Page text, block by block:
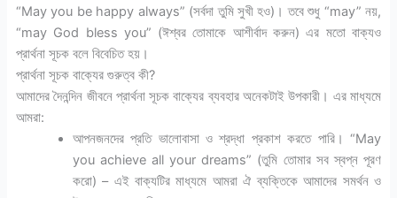
“May you be happy always” (সর্বদা তুমি সুখী হও)। তবে শুধু “may” নয়,
“may God bless you” (ঈশ্বর তোমাকে আশীর্বাদ করুন) এর মতো বাক্যও
প্রার্থনা সূচক বলে বিবেচিত হয়।
প্রার্থনা সূচক বাক্যের গুরুত্ব কী?
আমাদের দৈনন্দিন জীবনে প্রার্থনা সূচক বাক্যের ব্যবহার অনেকটাই উপকারী। এর মাধ্যমে
আমরা:
আপনজনদের প্রতি ভালোবাসা ও শ্রদ্ধা প্রকাশ করতে পারি। “May
you achieve all your dreams” (তুমি তোমার সব স্বপ্ন পূরণ
করো) – এই বাক্যটির মাধ্যমে আমরা ঐ ব্যক্তিকে আমাদের সমর্থন ও